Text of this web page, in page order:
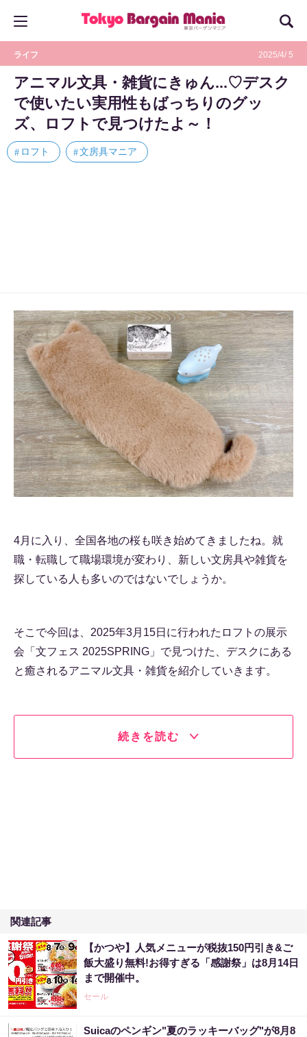
ライフ 2025/4/ 5
アニマル文具・雑貨にきゅん...♡デスク
で使いたい実用性もばっちりのグッ
ズ、ロフトで見つけたよ～！
ロフト 文房具マニア
4月に入り、全国各地の桜も咲き始めてきましたね。就
職・転職して職場環境が変わり、新しい文房具や雑貨を
探している人も多いのではないでしょうか。
そこで今回は、2025年3月15日に行われたロフトの展示
会「文フェス 2025SPRING」で見つけた、デスクにある
と癒されるアニマル文具・雑貨を紹介していきます。
続きを読む
関連記事
【かつや】人気メニューが税抜150円引き&ご
飯大盛り無料!お得すぎる「感謝祭」は8月14日
まで開催中。
セール
Suicaのペンギン"夏のラッキーバッグ"が8月8